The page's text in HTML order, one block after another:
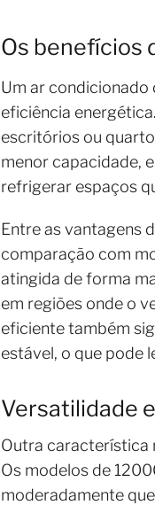
Os benefícios
Um ar condicionado
eficiência
escritórios ou
menor capacidade,
refrigerar espaços
Entre as vantagens
comparação com
atingida de forma
em regiões onde o
eficiente também
estável, o que pode
Versatilidade
Outra característica
Os modelos de
moderadamente